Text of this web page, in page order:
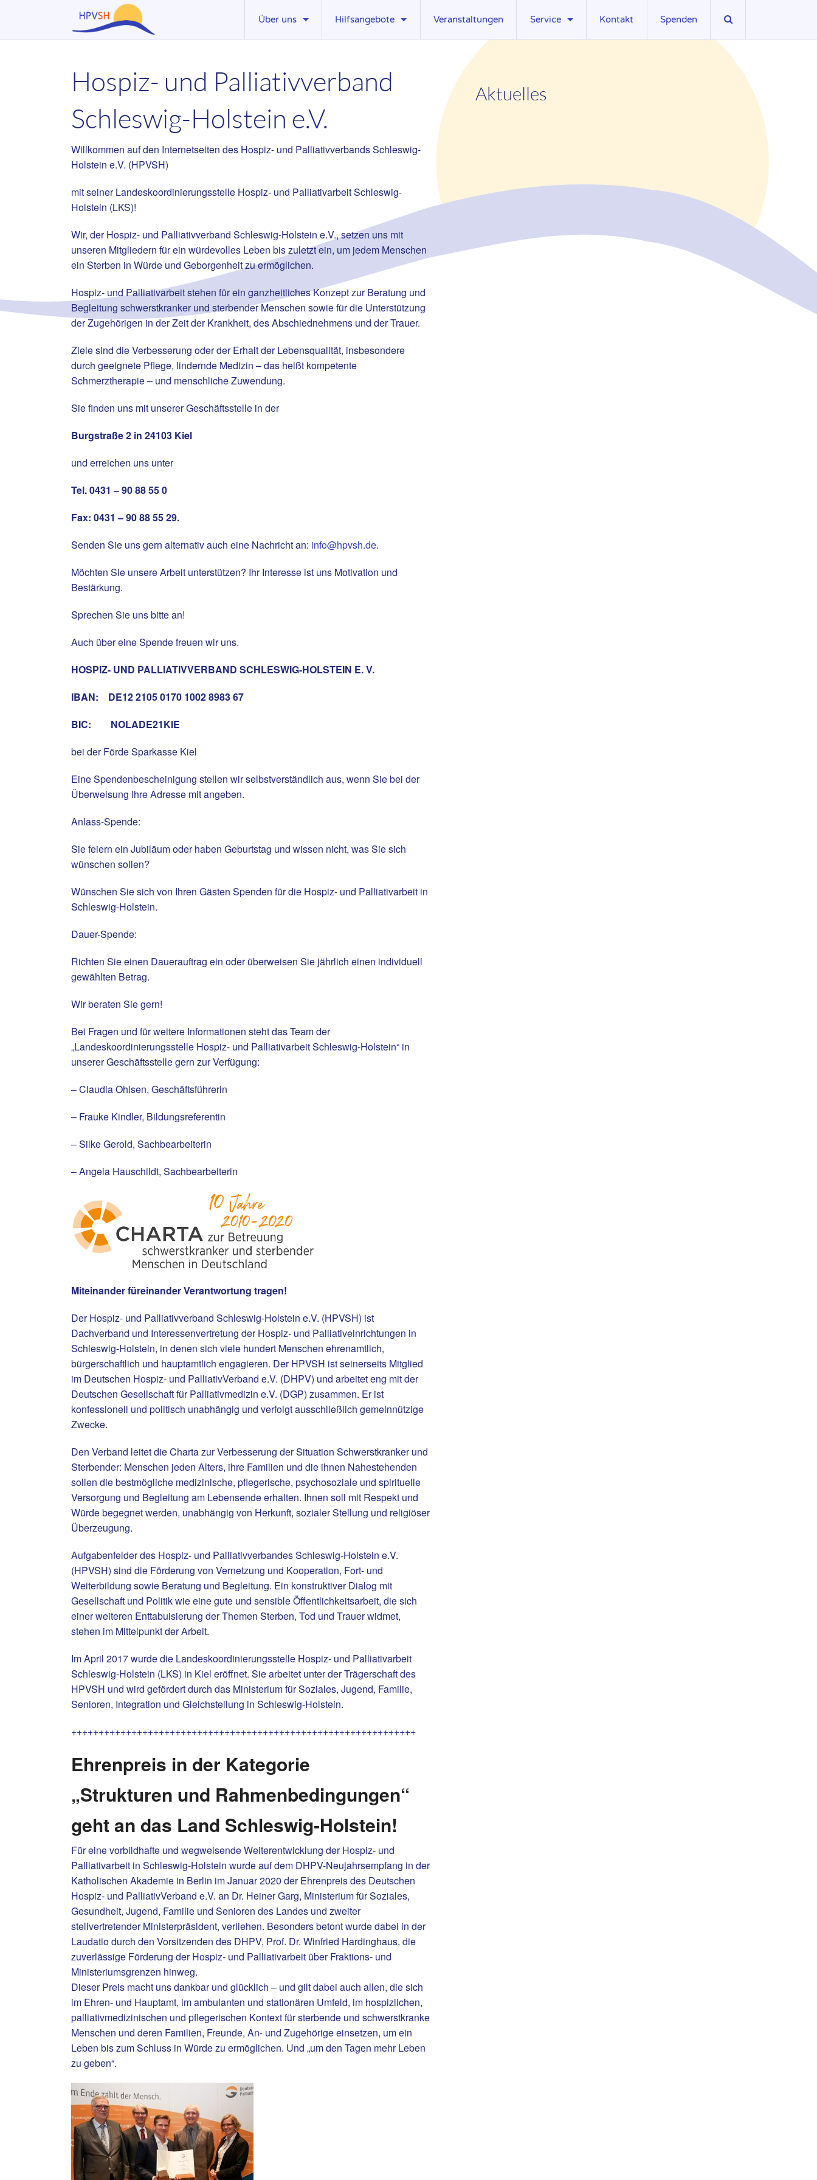
Über uns
Vorstand
Leistungen
Hilfsangebote
Palliativ Care Teams
Ambulante Kinder- und Jugendhospizdienste
Veranstaltungen Service
Links
Kontakt Spenden
Hospiz- und Palliativverband
Schleswig-Holstein e.V.
Willkommen auf den Internetseiten des Hospiz- und Palliativverbands Schleswig-
Holstein e.V. (HPVSH)
mit seiner Landeskoordinierungsstelle Hospiz- und Palliativarbeit Schleswig-
Holstein (LKS)!
Wir, der Hospiz- und Palliativverband Schleswig-Holstein e.V., setzen uns mit
unseren Mitgliedern für ein würdevolles Leben bis zuletzt ein, um jedem Menschen
ein Sterben in Würde und Geborgenheit zu ermöglichen.
Hospiz- und Palliativarbeit stehen für ein ganzheitliches Konzept zur Beratung und
Begleitung schwerstkranker und sterbender Menschen sowie für die Unterstützung
der Zugehörigen in der Zeit der Krankheit, des Abschiednehmens und der Trauer.
Ziele sind die Verbesserung oder der Erhalt der Lebensqualität, insbesondere
durch geeignete Pflege, lindernde Medizin – das heißt kompetente
Schmerztherapie – und menschliche Zuwendung.
Sie finden uns mit unserer Geschäftsstelle in der
Burgstraße 2 in 24103 Kiel
und erreichen uns unter
Tel. 0431 – 90 88 55 0
Fax: 0431 – 90 88 55 29.
Senden Sie uns gern alternativ auch eine Nachricht an: info@hpvsh.de.
Möchten Sie unsere Arbeit unterstützen? Ihr Interesse ist uns Motivation und
Bestärkung.
Sprechen Sie uns bitte an!
Auch über eine Spende freuen wir uns.
HOSPIZ- UND PALLIATIVVERBAND SCHLESWIG-HOLSTEIN E. V.
IBAN: DE12 2105 0170 1002 8983 67
BIC: NOLADE21KIE
bei der Förde Sparkasse Kiel
Eine Spendenbescheinigung stellen wir selbstverständlich aus, wenn Sie bei der
Überweisung Ihre Adresse mit angeben.
Anlass-Spende:
Sie feiern ein Jubiläum oder haben Geburtstag und wissen nicht, was Sie sich
wünschen sollen?
Wünschen Sie sich von Ihren Gästen Spenden für die Hospiz- und Palliativarbeit in
Schleswig-Holstein.
Dauer-Spende:
Richten Sie einen Dauerauftrag ein oder überweisen Sie jährlich einen individuell
gewählten Betrag.
Wir beraten Sie gern!
Bei Fragen und für weitere Informationen steht das Team der
„Landeskoordinierungsstelle Hospiz- und Palliativarbeit Schleswig-Holstein“ in
unserer Geschäftsstelle gern zur Verfügung:
– Claudia Ohlsen, Geschäftsführerin
– Frauke Kindler, Bildungsreferentin
– Silke Gerold, Sachbearbeiterin
– Angela Hauschildt, Sachbearbeiterin
Miteinander füreinander Verantwortung tragen!
Der Hospiz- und Palliativverband Schleswig-Holstein e.V. (HPVSH) ist
Dachverband und Interessenvertretung der Hospiz- und Palliativeinrichtungen in
Schleswig-Holstein, in denen sich viele hundert Menschen ehrenamtlich,
bürgerschaftlich und hauptamtlich engagieren. Der HPVSH ist seinerseits Mitglied
im Deutschen Hospiz- und PalliativVerband e.V. (DHPV) und arbeitet eng mit der
Deutschen Gesellschaft für Palliativmedizin e.V. (DGP) zusammen. Er ist
konfessionell und politisch unabhängig und verfolgt ausschließlich gemeinnützige
Zwecke.
Den Verband leitet die Charta zur Verbesserung der Situation Schwerstkranker und
Sterbender: Menschen jeden Alters, ihre Familien und die ihnen Nahestehenden
sollen die bestmögliche medizinische, pflegerische, psychosoziale und spirituelle
Versorgung und Begleitung am Lebensende erhalten. Ihnen soll mit Respekt und
Würde begegnet werden, unabhängig von Herkunft, sozialer Stellung und religiöser
Überzeugung.
Aufgabenfelder des Hospiz- und Palliativverbandes Schleswig-Holstein e.V.
(HPVSH) sind die Förderung von Vernetzung und Kooperation, Fort- und
Weiterbildung sowie Beratung und Begleitung. Ein konstruktiver Dialog mit
Gesellschaft und Politik wie eine gute und sensible Öffentlichkeitsarbeit, die sich
einer weiteren Enttabuisierung der Themen Sterben, Tod und Trauer widmet,
stehen im Mittelpunkt der Arbeit.
Im April 2017 wurde die Landeskoordinierungsstelle Hospiz- und Palliativarbeit
Schleswig-Holstein (LKS) in Kiel eröffnet. Sie arbeitet unter der Trägerschaft des
HPVSH und wird gefördert durch das Ministerium für Soziales, Jugend, Familie,
Senioren, Integration und Gleichstellung in Schleswig-Holstein.
+++++++++++++++++++++++++++++++++++++++++++++++++++++++++++++++
Ehrenpreis in der Kategorie
„Strukturen und Rahmenbedingungen“
geht an das Land Schleswig-Holstein!
Für eine vorbildhafte und wegweisende Weiterentwicklung der Hospiz- und
Palliativarbeit in Schleswig-Holstein wurde auf dem DHPV-Neujahrsempfang in der
Katholischen Akademie in Berlin im Januar 2020 der Ehrenpreis des Deutschen
Hospiz- und PalliativVerband e.V. an Dr. Heiner Garg, Ministerium für Soziales,
Gesundheit, Jugend, Familie und Senioren des Landes und zweiter
stellvertretender Ministerpräsident, verliehen. Besonders betont wurde dabei in der
Laudatio durch den Vorsitzenden des DHPV, Prof. Dr. Winfried Hardinghaus, die
zuverlässige Förderung der Hospiz- und Palliativarbeit über Fraktions- und
Ministeriumsgrenzen hinweg.
Dieser Preis macht uns dankbar und glücklich – und gilt dabei auch allen, die sich
im Ehren- und Hauptamt, im ambulanten und stationären Umfeld, im hospizlichen,
palliativmedizinischen und pflegerischen Kontext für sterbende und schwerstkranke
Menschen und deren Familien, Freunde, An- und Zugehörige einsetzen, um ein
Leben bis zum Schluss in Würde zu ermöglichen. Und „um den Tagen mehr Leben
zu geben“.
Aktuelles